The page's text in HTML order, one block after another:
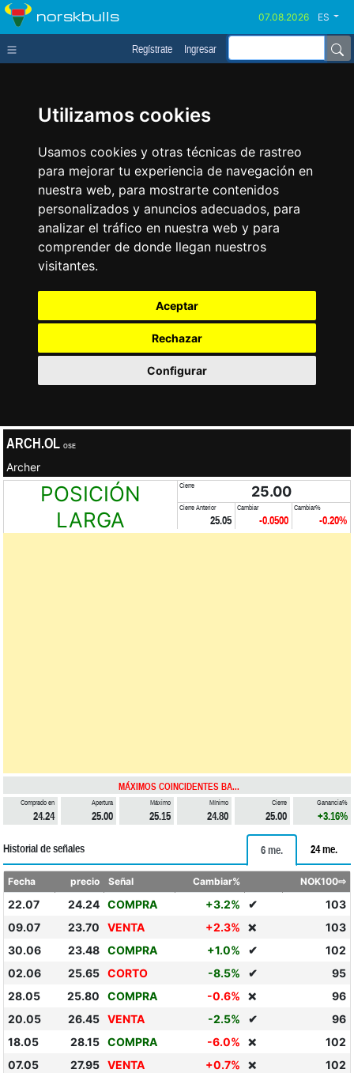
Utilizamos cookies
Usamos cookies y otras técnicas de rastreo
para mejorar tu experiencia de navegación en
nuestra web, para mostrarte contenidos
personalizados y anuncios adecuados, para
analizar el tráfico en nuestra web y para
comprender de donde llegan nuestros
visitantes.
Aceptar
Rechazar
Configurar
norskbulls ES
Regístrate Ingresar
ARCH.OL OSE
Archer
POSICIÓN
LARGA
Cierre 25.00
Cierre Anterior
25.05
Cambiar
-0.0500
Cambiar%
-0.20%
MÁXIMOS COINCIDENTES BA...
Comprado en
24.24
Apertura
25.00
Máximo
25.15
Mínimo
24.80
Cierre
25.00
Ganancia%
+3.16%
Historial de señales 6 me. 24 me.
Fecha precio Señal Cambiar% NOK100⇨
22.07 24.24 COMPRA +3.2% ✔
103
09.07
23.70 VENTA +2.3% ❌
103
30.06
23.48 COMPRA +1.0% ✔
102
02.06
25.65 CORTO -8.5% ✔
95
28.05
25.80 COMPRA -0.6% ❌
96
20.05
26.45 VENTA -2.5% ✔
96
18.05
28.15 COMPRA -6.0% ❌
102
07.05
27.95 VENTA +0.7% ❌
102